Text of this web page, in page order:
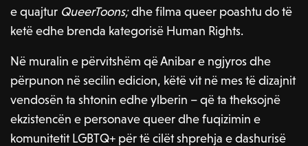
e quajtur QueerToons;dhe filma queer poashtu do të
ketë edhe brenda kategorisë Human Rights.
Në muralin e përvitshëm që Anibar e ngjyros dhe
përpunon në secilin edicion, këtë vit në mes të dizajnit
vendosën ta shtonin edhe ylberin – që ta theksojnë
ekzistencën e personave queer dhe fuqizimin e
komunitetit LGBTQ+ për të cilët shprehja e dashurisë